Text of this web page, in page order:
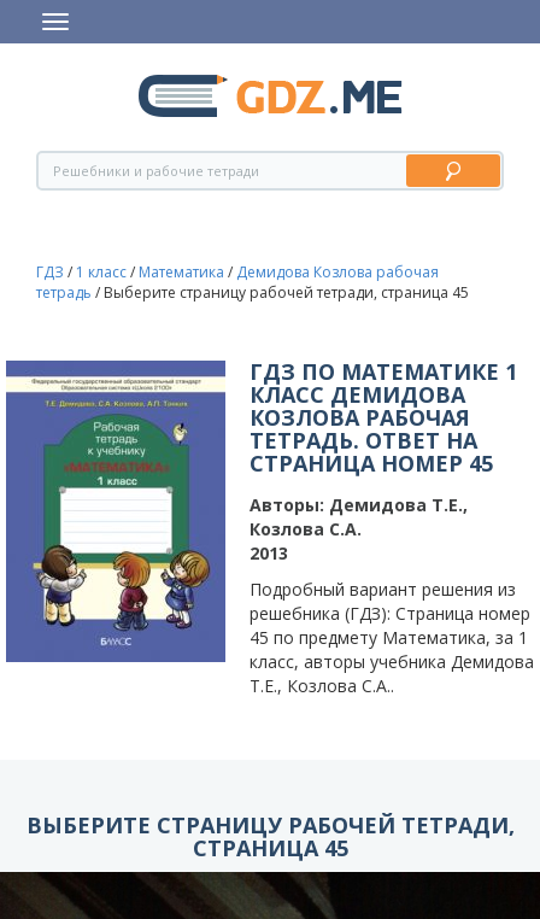
ГДЗ / 1 класс/ Математика / Демидова Козлова рабочая
тетрадь / Выберите страницу рабочей тетради, страница 45
ГДЗ ПО МАТЕМАТИКЕ 1
КЛАСС ДЕМИДОВА
КОЗЛОВА РАБОЧАЯ
ТЕТРАДЬ. ОТВЕТ НА
СТРАНИЦА НОМЕР 45
Авторы: Демидова Т.Е.,
Козлова С.А.
2013
Подробный вариант решения из
решебника (ГДЗ): Страница номер
45 по предмету Математика, за 1
класс, авторы учебника Демидова
Т.Е., Козлова С.А..
ВЫБЕРИТЕ СТРАНИЦУ РАБОЧЕЙ ТЕТРАДИ,
СТРАНИЦА 45